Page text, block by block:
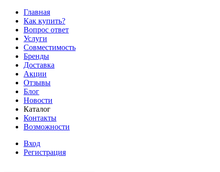
Главная
Как купить?
Вопрос ответ
Услуги
Совместимость
Бренды
Доставка
Акции
Отзывы
Блог
Новости
Каталог
Контакты
Возможности
Вход
Регистрация